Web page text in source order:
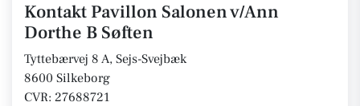
Kontakt Pavillon Salonen v/Ann
Dorthe B Søften
Tyttebærvej 8 A, Sejs-Svejbæk
8600 Silkeborg
CVR: 27688721